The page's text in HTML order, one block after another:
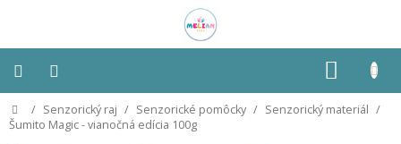
KOŠÍK
Montessori
Domov
/ Senzorický raj / Senzorické pomôcky / Senzorický materiál /
Šumito Magic - vianočná edícia 100g